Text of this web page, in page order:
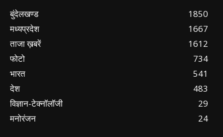
बुंदेलखण्ड
1850
मध्यप्रदेश
1667
ताजा ख़बरें
1612
फोटो
734
भारत
541
देश
483
विज्ञान-टेक्नॉलॉजी
29
मनोरंजन
24